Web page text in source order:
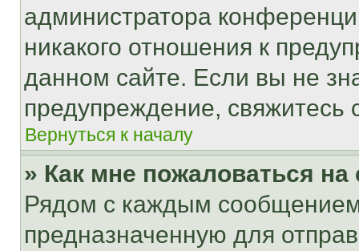
администратора
никакого отношения к
данном сайте. Если вы не
предупреждение,
Вернуться к началу
» Как мне пожаловаться
Рядом с каждым сообщением
предназначенную для